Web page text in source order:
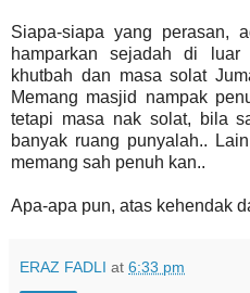
Siapa-siapa yang perasan,
hamparkan sejadah di luar
khutbah dan masa solat
Memang masjid nampak
tetapi masa nak solat, bila
banyak ruang punyalah..
memang sah penuh kan..
Apa-apa pun, atas kehendak
ERAZ FADLI at 6:33 pm